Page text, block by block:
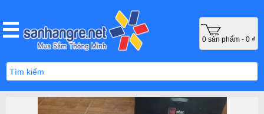
0 sản phẩm - 0 ₫